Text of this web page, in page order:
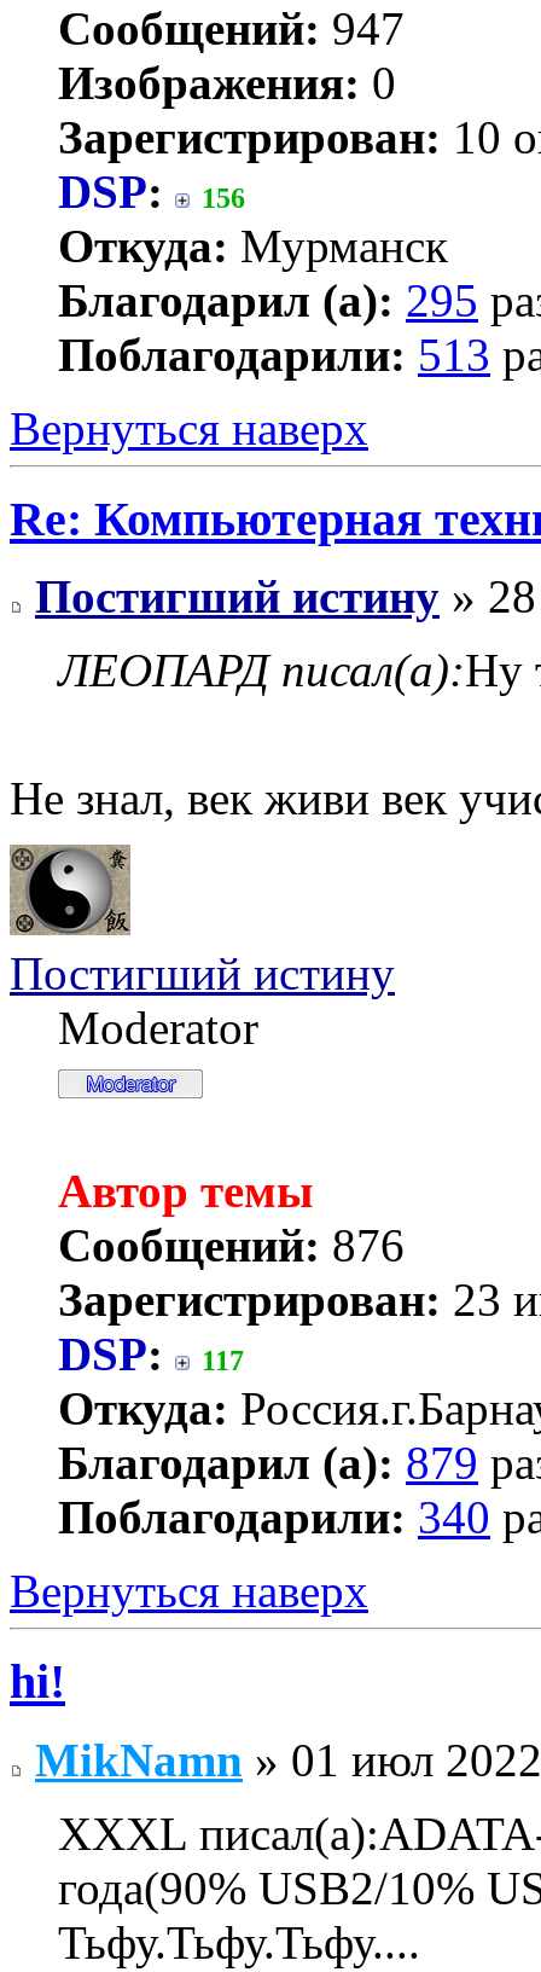
Сообщений: 947
Изображения: 0
Зарегистрирован: 10
DSP: 156
Откуда: Мурманск
Благодарил (а): 295
Поблагодарили: 513
Вернуться наверх
Re: Компьютерная
Постигший истину »
ЛЕОПАРД писал(а):Ну
Не знал, век живи век
Постигший истину
Moderator
Автор темы
Сообщений: 876
Зарегистрирован: 23
DSP: 117
Откуда:
Благодарил (а): 879
Поблагодарили: 340
Вернуться наверх
hi!
MikNamn » 01 июл
XXXL
года(90% USB2/10%
Тьфу.Тьфу.Тьфу....